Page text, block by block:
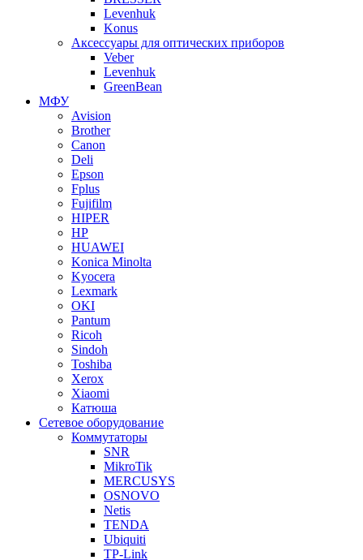
Levenhuk
Konus
Аксессуары для оптических приборов
Veber
Levenhuk
GreenBean
МФУ
Avision
Brother
Canon
Deli
Epson
Fplus
Fujifilm
HIPER
HP
HUAWEI
Konica Minolta
Kyocera
Lexmark
OKI
Pantum
Ricoh
Sindoh
Toshiba
Xerox
Xiaomi
Катюша
Сетевое оборудование
Коммутаторы
SNR
MikroTik
MERCUSYS
OSNOVO
Netis
TENDA
Ubiquiti
TP-Link